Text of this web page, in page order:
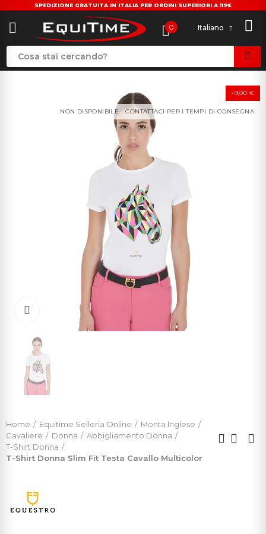
SPEDIZIONE GRATUITA IN ITALIA PER ORDINI SUPERIORI A 119€
0 Italiano
-9,00 €
NON DISPONIBILE - CONTATTACI PER I TEMPI DI CONSEGNA
Click to enlarge
Home Equitime Selleria Online
Monta Inglese
Cavaliere
Donna
Abbigliamento Donna
T-Shirt Donna
T-Shirt Donna Slim Fit Testa Cavallo Multicolor